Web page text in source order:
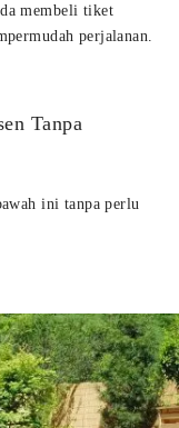
membeli tiket
perjalanan.
Tanpa
ini tanpa perlu